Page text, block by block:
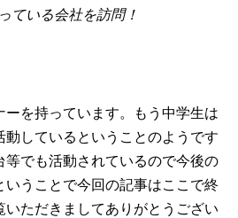
ている会社を訪問！
ーを持っています。もう中学生は
動しているということのようです
等でも活動されているので今後の
うことで今回の記事はここで終
いただきましてありがとうござい